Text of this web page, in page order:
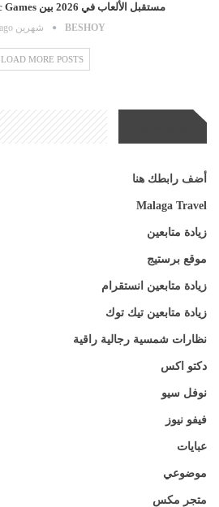
مستقبل الألعاب في 2026 بين Epic Games وPlayStation…
BESHOY شهرين ago
LOAD MORE POSTS
أضف رابطك هنا
Malaga Travel
زيادة متابعين
موقع برستيج
زيادة متابعين انستقرام
زيادة متابعين تيك توك
نظارات شمسية رجالية راقية
دكتو اكس
نوفل سيو
فيفو نيوز
عبايات
موضوعي
متجر مكس